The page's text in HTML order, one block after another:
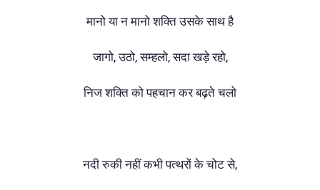
मानो या न मानो शक्ति उसके साथ है
जागो, उठो, सम्हलो, सदा खड़े रहो,
निज शक्ति को पहचान कर बढ़ते चलो
नदी रुकी नहीं कभी पत्थरों के चोट से,